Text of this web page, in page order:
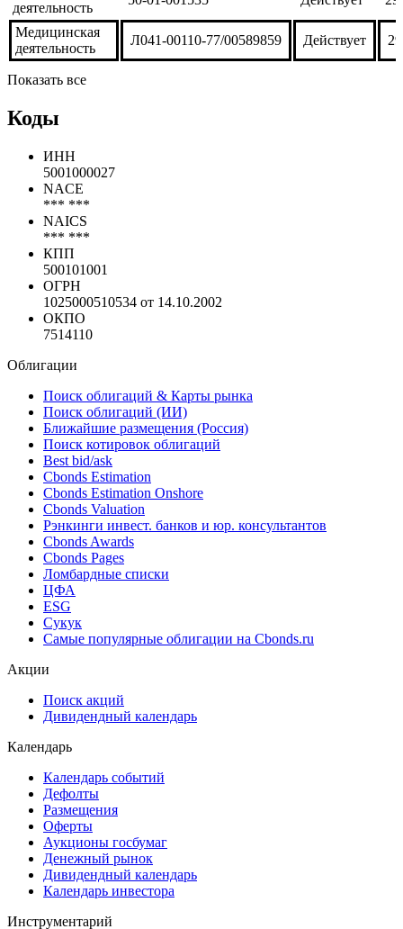
испытание и
ре...
11827-AT-Р Действует
Медицинская
50-01-001535 Действует
деятельность
Коды
ИНН
5001000027
NACE
*** ***
NAICS
*** ***
КПП
500101001
1025000510534 от 14.10.2002
7514110
Облигации
Поиск облигаций & Карты рынка
Поиск облигаций (ИИ)
Ближайшие размещения (Россия)
Поиск котировок облигаций
Best bid/ask
Cbonds Estimation
Cbonds Estimation Onshore
Cbonds Valuation
Рэнкинги инвест. банков и юр. консультантов
Cbonds Awards
Cbonds Pages
Ломбардные списки
ESG
Самые популярные облигации на Cbonds.ru
Дивидендный календарь
Календарь
Календарь событий
Дефолты
Размещения
Оферты
Денежный рынок